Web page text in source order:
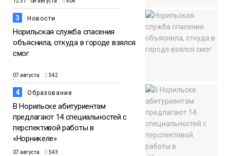
3 Новости
Норильская служба спасения
объяснила, откуда в городе взялся
смог
07 августа 542
4 Образование
В Норильске абитуриентам
предлагают 14 специальностей с
перспективой работы в
«Норникеле»
07 августа 543